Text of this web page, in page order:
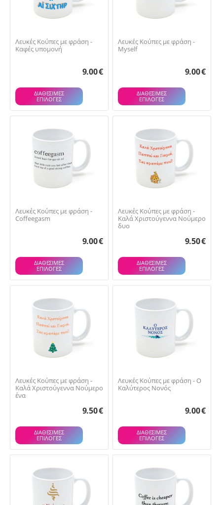
Λευκές Κούπες με φράση -
Καφές υπομονή
9.00€
ΔΙΑΘΕΣΙΜΕΣ
ΕΠΙΛΟΓΈΣ
Λευκές Κούπες με φράση -
Myself
9.00€
ΔΙΑΘΕΣΙΜΕΣ
ΕΠΙΛΟΓΈΣ
Λευκές Κούπες με φράση -
Coffeegasm
9.00€
ΔΙΑΘΕΣΙΜΕΣ
ΕΠΙΛΟΓΈΣ
Λευκές Κούπες με φράση -
Καλά Χριστούγεννα Νούμερο
δυο
9.50€
ΔΙΑΘΕΣΙΜΕΣ
ΕΠΙΛΟΓΈΣ
Λευκές Κούπες με φράση -
Καλά Χριστούγεννα Νούμερο
ένα
9.50€
ΔΙΑΘΕΣΙΜΕΣ
ΕΠΙΛΟΓΈΣ
Λευκές Κούπες με φράση - Ο
Καλύτερος Νονός
9.00€
ΔΙΑΘΕΣΙΜΕΣ
ΕΠΙΛΟΓΈΣ